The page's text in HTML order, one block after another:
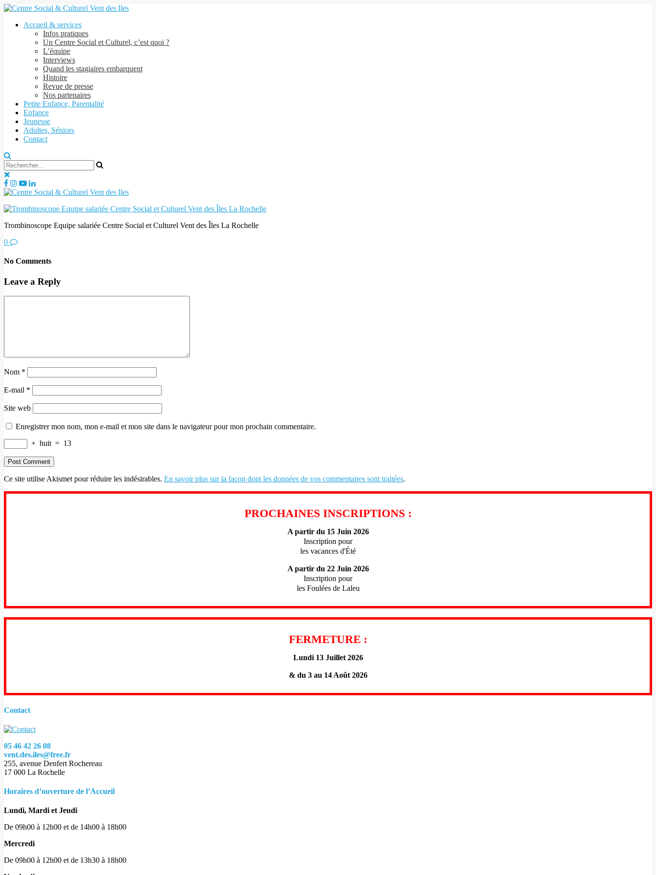
Accueil & services
Infos pratiques
Un Centre Social et Culturel, c’est quoi ?
L’équipe
Interviews
Quand les stagiaires embarquent
Histoire
Revue de presse
Nos partenaires
Petite Enfance, Parentalité
Enfance
Jeunesse
Adultes, Séniors
Contact
Trombinoscope Equipe salariée Centre Social et Culturel Vent des Îles La Rochelle
0
No Comments
Leave a Reply
Nom *
E-mail *
Site web
Enregistrer mon nom, mon e-mail et mon site dans le navigateur pour mon prochain commentaire.
+ huit = 13
Ce site utilise Akismet pour réduire les indésirables. En savoir plus sur la façon dont les données de vos commentaires sont traitées.
PROCHAINES INSCRIPTIONS :
A partir du 15 Juin 2026
Inscription pour
les vacances d'Été
A partir du 22 Juin 2026
Inscription pour
les Foulées de Laleu
FERMETURE :
Lundi 13 Juillet 2026
& du 3 au 14 Août 2026
Contact
05 46 42 26 08
vent.des.iles@free.fr
255, avenue Denfert Rochereau
17 000 La Rochelle
Horaires d’ouverture de l’Accueil
Lundi, Mardi et Jeudi
De 09h00 à 12h00 et de 14h00 à 18h00
Mercredi
De 09h00 à 12h00 et de 13h30 à 18h00